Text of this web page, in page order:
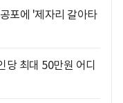
포에 '제자리 갈아타
최대 50만원 어디